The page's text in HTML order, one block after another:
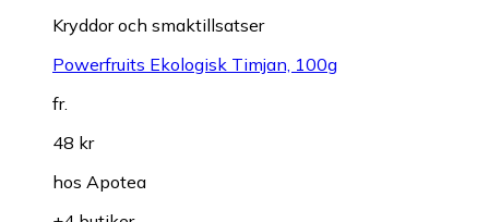
Kryddor och smaktillsatser
Powerfruits Ekologisk Timjan, 100g
fr.
48 kr
hos Apotea